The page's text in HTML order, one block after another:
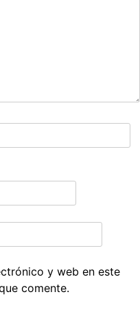
y web en este
comente.